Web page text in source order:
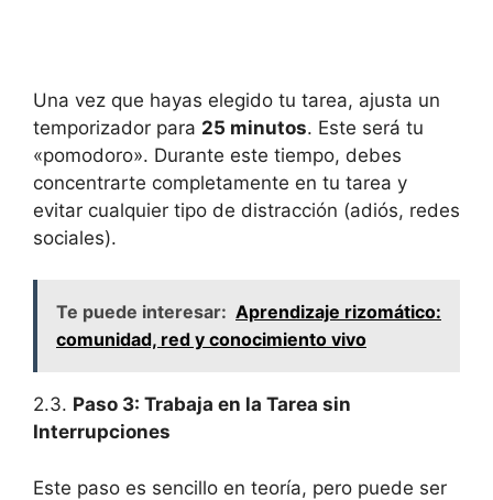
Una vez que hayas elegido tu tarea, ajusta un
temporizador para 25 minutos. Este será tu
«pomodoro». Durante este tiempo, debes
concentrarte completamente en tu tarea y
evitar cualquier tipo de distracción (adiós, redes
sociales).
Te puede interesar: Aprendizaje rizomático:
comunidad, red y conocimiento vivo
2.3. Paso 3: Trabaja en la Tarea sin
Interrupciones
Este paso es sencillo en teoría, pero puede ser